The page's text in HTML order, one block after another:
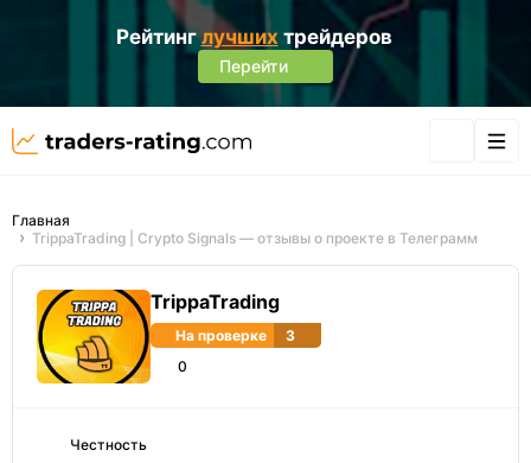
Рейтинглучших трейдеров
Перейти
Главная
TrippaTrading | Crypto Signals — отзывы о проекте в Телеграмм
TrippaTrading
На проверке
3
0
Честность